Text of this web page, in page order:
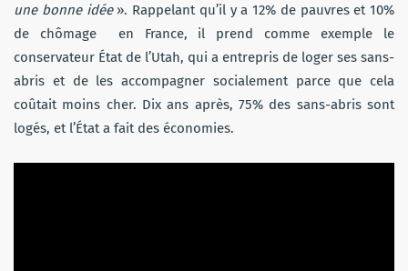
une bonne idée ». Rappelant qu’il y a 12% de pauvres et 10%
de chômage en France, il prend comme exemple le
conservateur État de l’Utah, qui a entrepris de loger ses sans-
abris et de les accompagner socialement parce que cela
coûtait moins cher. Dix ans après, 75% des sans-abris sont
logés, et l’État a fait des économies.